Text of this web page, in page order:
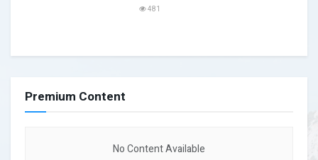
481
Premium Content
No Content Available